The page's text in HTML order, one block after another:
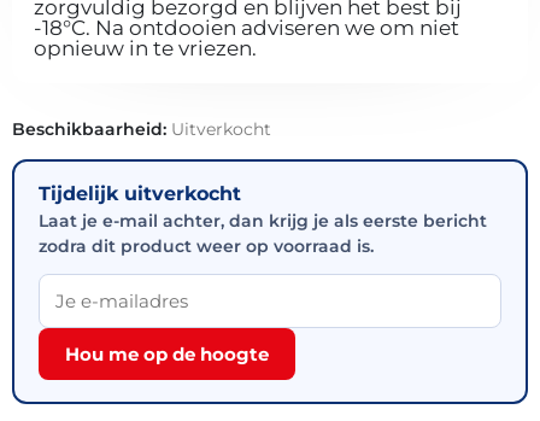
zorgvuldig bezorgd en blijven het best bij
-18°C. Na ontdooien adviseren we om niet
opnieuw in te vriezen.
Beschikbaarheid: Uitverkocht
Tijdelijk uitverkocht
Laat je e-mail achter, dan krijg je als eerste bericht
zodra dit product weer op voorraad is.
Hou me op de hoogte